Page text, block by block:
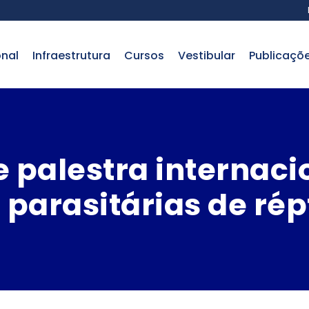
infraestrutura cursos vestibular
palestra
de